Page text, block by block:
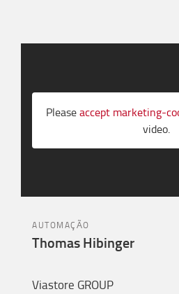
Pleaseaccept marketing-
video.
AUTOMAÇÃO
Thomas Hibinger
Viastore GROUP